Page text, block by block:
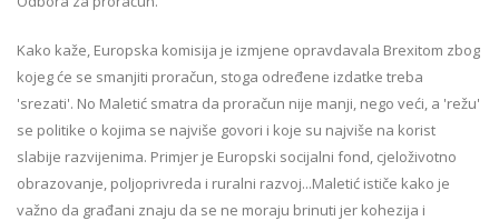
Kako kaže, Europska komisija je izmjene opravdavala Brexitom zbog
kojeg će se smanjiti proračun, stoga određene izdatke treba
'srezati'. No Maletić smatra da proračun nije manji, nego veći, a 'režu'
se politike o kojima se najviše govori i koje su najviše na korist
slabije razvijenima. Primjer je Europski socijalni fond, cjeloživotno
obrazovanje, poljoprivreda i ruralni razvoj...Maletić ističe kako je
važno da građani znaju da se ne moraju brinuti jer kohezija i